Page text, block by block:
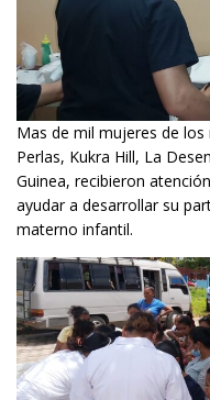
Mas de mil mujeres de
Perlas, Kukra Hill, La
Guinea, recibieron
ayudar a desarrollar su
materno infantil.